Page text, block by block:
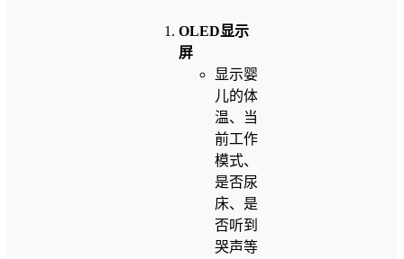
OLED显示
屏
显示婴
儿的体
温、当
前工作
模式、
是否尿
床、是
否听到
哭声等